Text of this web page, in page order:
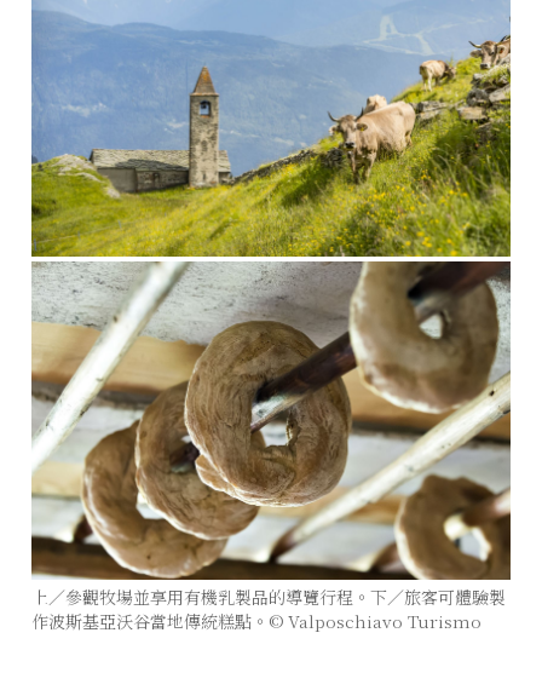
上／參觀牧場並享用有機乳製品的導覽行程。下／旅客可體驗製
作波斯基亞沃谷當地傳統糕點。© Valposchiavo Turismo